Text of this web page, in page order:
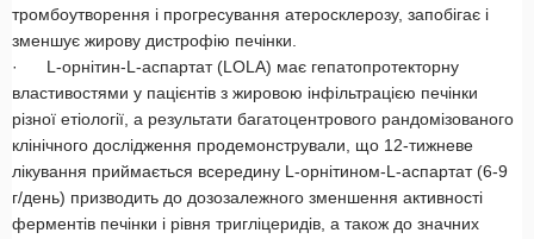
тромбоутворення і прогресування атеросклерозу, запобігає і
зменшує жирову дистрофію печінки.
· L-орнітин-L-аспартат (LOLA) має гепатопротекторну
властивостями у пацієнтів з жировою інфільтрацією печінки
різної етіології, а результати багатоцентрового рандомізованого
клінічного дослідження продемонстрували, що 12-тижневе
лікування приймається всередину L-орнітином-L-аспартат (6-9
г/день) призводить до дозозалежного зменшення активності
ферментів печінки і рівня тригліцеридів, а також до значних